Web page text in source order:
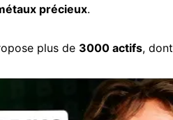
précieux.
plus de 3000 actifs, dont